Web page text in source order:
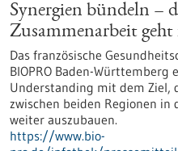
Synergien bündeln –
Zusammenarbeit
Das französische
BIOPRO Baden-
Understanding mit dem Ziel,
zwischen beiden Regionen
weiter auszubauen.
https://www.bio-